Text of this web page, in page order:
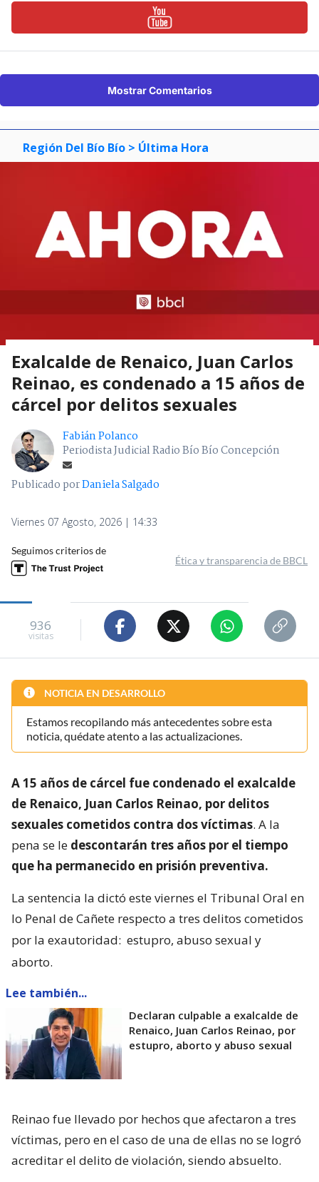
Mostrar Comentarios
Región Del Bío Bío > Última Hora
Exalcalde de Renaico, Juan Carlos
Reinao, es condenado a 15 años de
cárcel por delitos sexuales
Fabián Polanco
Periodista Judicial Radio Bío Bío Concepción
Publicado porDaniela Salgado
Viernes 07 Agosto, 2026 | 14:33
Seguimos criterios de
Ética y transparencia de BBCL
936
visitas
NOTICIA EN DESARROLLO
Estamos recopilando más antecedentes sobre esta
noticia, quédate atento a las actualizaciones.
A 15 años de cárcel fue condenado el exalcalde
de Renaico, Juan Carlos Reinao, por delitos
sexuales cometidos contra dos víctimas. A la
pena se le descontarán tres años por el tiempo
que ha permanecido en prisión preventiva.
La sentencia la dictó este viernes el Tribunal Oral en
lo Penal de Cañete respecto a tres delitos cometidos
por la exautoridad: estupro, abuso sexual y
aborto.
Lee también...
Declaran culpable a exalcalde de
Renaico, Juan Carlos Reinao, por
estupro, aborto y abuso sexual
Reinao fue llevado por hechos que afectaron a tres
víctimas, pero en el caso de una de ellas no se logró
acreditar el delito de violación, siendo absuelto.